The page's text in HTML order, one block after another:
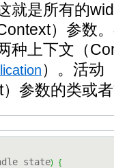
就是所有的
）参数
种上下文（
）。活动
参数的类或
state) {